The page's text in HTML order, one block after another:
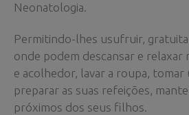
Neonatologia.
Permitindo-lhes usufruir,
onde podem descansar e relaxar
e acolhedor, lavar a roupa, tomar
preparar as suas refeições,
próximos dos seus filhos.